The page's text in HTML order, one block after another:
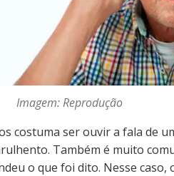
Imagem: Reprodução
costuma ser ouvir a fala de
Também é muito
o que foi dito. Nesse caso,